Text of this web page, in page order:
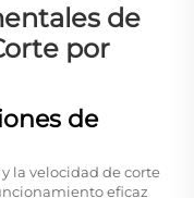
de
por
de
la velocidad de corte
eficaz